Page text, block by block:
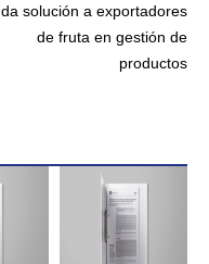
da solución a exportadores
de fruta en gestión de
productos